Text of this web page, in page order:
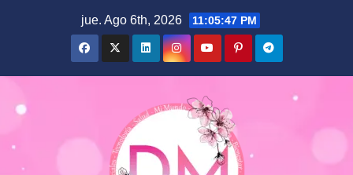
jue. Ago 6th, 2026 11:05:49 PM